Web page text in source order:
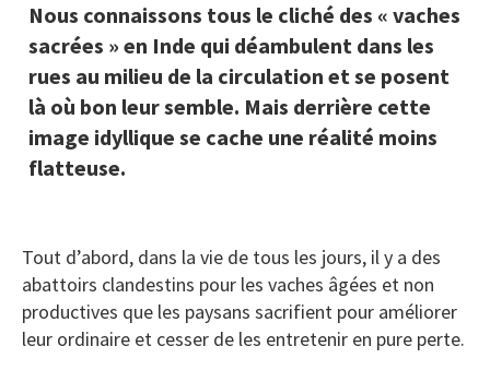
Nous connaissons tous le cliché des « vaches
sacrées » en Inde qui déambulent dans les
rues au milieu de la circulation et se posent
là où bon leur semble. Mais derrière cette
image idyllique se cache une réalité moins
flatteuse.
Tout d’abord, dans la vie de tous les jours, il y a des
abattoirs clandestins pour les vaches âgées et non
productives que les paysans sacrifient pour améliorer
leur ordinaire et cesser de les entretenir en pure perte.